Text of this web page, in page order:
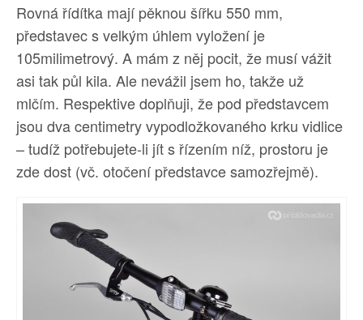
Rovná řídítka mají pěknou šířku 550 mm,
představec s velkým úhlem vyložení je
105milimetrový. A mám z něj pocit, že musí vážit
asi tak půl kila. Ale nevážil jsem ho, takže už
mlčím. Respektive doplňuji, že pod představcem
jsou dva centimetry vypodložkovaného krku vidlice
– tudíž potřebujete-li jít s řízením níž, prostoru je
zde dost (vč. otočení představce samozřejmě).